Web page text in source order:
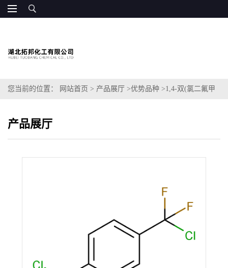
您当前的位置： 网站首页 > 产品展厅 >优势品种 >1,4-双(氯二氟甲
产品展厅